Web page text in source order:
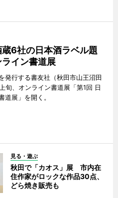
6社の日本酒ラベル題
イン書道展
発行する書友社（秋田市山王沼田
旬、オンライン書道展「第1回 日
道展」を開く。
見る・遊ぶ
秋田で「カオス」展 市内在
住作家がロックな作品30点、
どら焼き販売も